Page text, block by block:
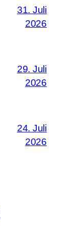
31. Juli
2026
29. Juli
2026
24. Juli
2026